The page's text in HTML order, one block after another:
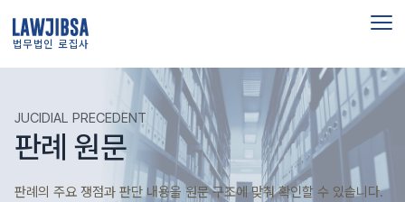
법무법인 로집사
JUCIDIAL PRECEDENT
판례 원문
판례의 주요 쟁점과 판단 내용을 원문 구조에 맞춰 확인할 수 있습니다.